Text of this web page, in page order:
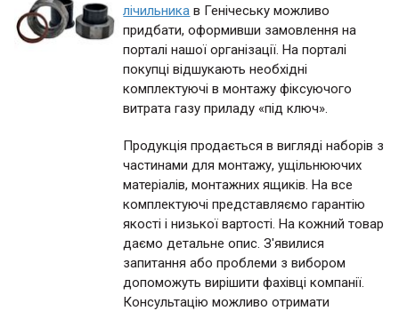
лічильника в Генічеську можливо
придбати, оформивши замовлення на
порталі нашої організації. На порталі
покупці відшукають необхідні
комплектуючі в монтажу фіксуючого
витрата газу приладу «під ключ».
Продукція продається в вигляді наборів з
частинами для монтажу, ущільнюючих
матеріалів, монтажних ящиків. На все
комплектуючі представляємо гарантію
якості і низької вартості. На кожний товар
даємо детальне опис. З'явилися
запитання або проблеми з вибором
допоможуть вирішити фахівці компанії.
Консультацію можливо отримати